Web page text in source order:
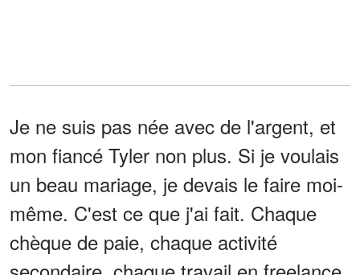
Je ne suis pas née avec de l'argent, et
mon fiancé Tyler non plus. Si je voulais
un beau mariage, je devais le faire moi-
même. C'est ce que j'ai fait. Chaque
chèque de paie, chaque activité